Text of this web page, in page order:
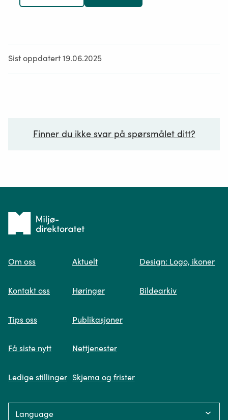
Sist oppdatert 19.06.2025
Finner du ikke svar på spørsmålet ditt?
Spør oss
søk og viser deg vår mest relevante
Fikk du ikke svar på spørsmålet ditt?
Tilbake
forsiden
Om oss
Kontakt oss
Tips oss
Få siste nytt
Ledige stillinger
Aktuelt
Høringer
Publikasjoner
Nettjenester
Skjema og frister
Design: Logo, ikoner
Bildearkiv